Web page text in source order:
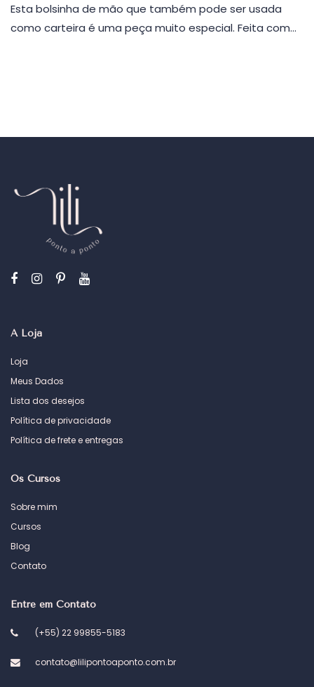
Esta bolsinha de mão que também pode ser usada
como carteira é uma peça muito especial. Feita com…
A Loja
Loja
Meus Dados
Lista dos desejos
Política de privacidade
Política de frete e entregas
Os Cursos
Sobre mim
Cursos
Blog
Contato
Entre em Contato
(+55) 22 99855-5183
contato@lilipontoaponto.com.br